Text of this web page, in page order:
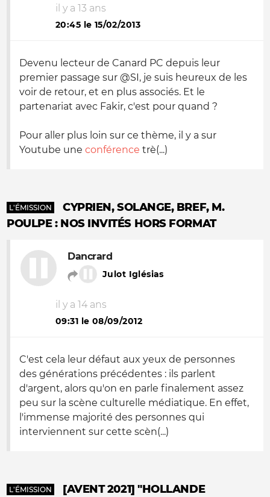
il y a 13 ans
20:45 le 15/02/2013
Devenu lecteur de Canard PC depuis leur
premier passage sur @SI, je suis heureux de les
voir de retour, et en plus associés. Et le
partenariat avec Fakir, c'est pour quand ?
Pour aller plus loin sur ce thème, il y a sur
Youtube une conférence trè(...)
L'ÉMISSION
CYPRIEN, SOLANGE, BREF, M.
POULPE : NOS INVITÉS HORS FORMAT
Dancrard
Julot Iglésias
il y a 14 ans
09:31 le 08/09/2012
C'est cela leur défaut aux yeux de personnes
des générations précédentes : ils parlent
d'argent, alors qu'on en parle finalement assez
peu sur la scène culturelle médiatique. En effet,
l'immense majorité des personnes qui
interviennent sur cette scèn(...)
L'ÉMISSION
[AVENT 2021] "HOLLANDE